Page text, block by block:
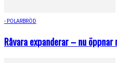
- POLARBRÖD
Råvara expanderar – nu